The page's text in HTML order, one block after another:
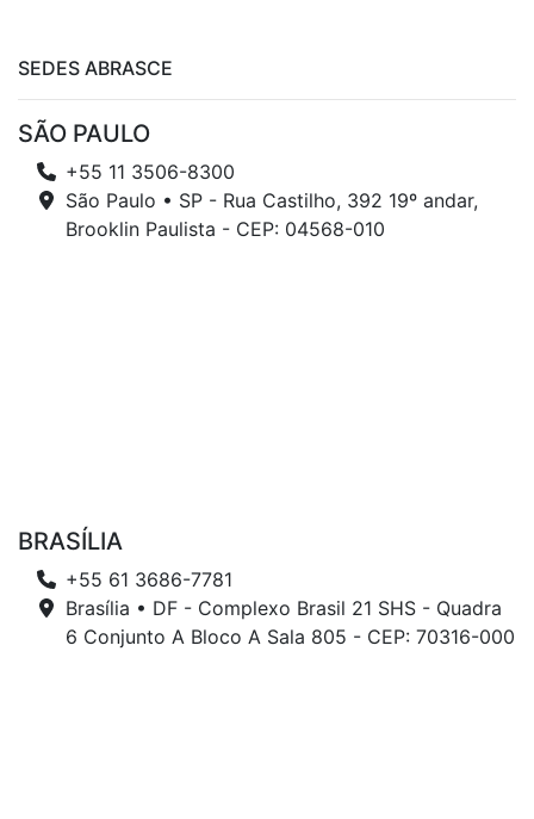
SEDES ABRASCE
SÃO PAULO
+55 11 3506-8300
São Paulo • SP - Rua Castilho, 392 19º andar,
Brooklin Paulista - CEP: 04568-010
BRASÍLIA
+55 61 3686-7781
Brasília • DF - Complexo Brasil 21 SHS - Quadra
6 Conjunto A Bloco A Sala 805 - CEP: 70316-000